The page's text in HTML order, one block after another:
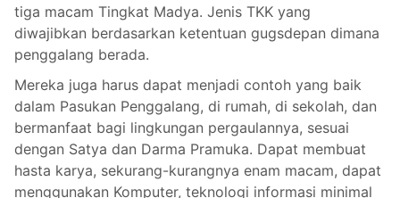
tiga macam Tingkat Madya. Jenis TKK yang
diwajibkan berdasarkan ketentuan gugsdepan dimana
penggalang berada.
Mereka juga harus dapat menjadi contoh yang baik
dalam Pasukan Penggalang, di rumah, di sekolah, dan
bermanfaat bagi lingkungan pergaulannya, sesuai
dengan Satya dan Darma Pramuka. Dapat membuat
hasta karya, sekurang-kurangnya enam macam, dapat
menggunakan Komputer, teknologi informasi minimal